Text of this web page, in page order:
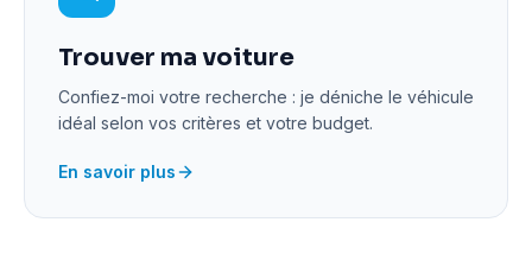
Trouver ma voiture
Confiez-moi votre recherche : je déniche le véhicule
idéal selon vos critères et votre budget.
En savoir plus